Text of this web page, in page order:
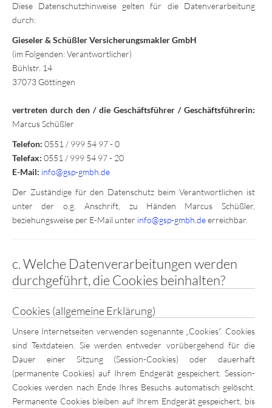
Diese Datenschutzhinweise gelten für die Datenverarbeitung
durch:
Gieseler & Schüßler Versicherungsmakler GmbH
(im Folgenden: Verantwortlicher)
Bühlstr. 14
37073 Göttingen
vertreten durch den / die Geschäftsführer / Geschäftsführerin:
Marcus Schüßler
Telefon: 0551 / 999 54 97 - 0
Telefax: 0551 / 999 54 97 - 20
E-Mail: info@gsp-gmbh.de
Der Zuständige für den Datenschutz beim Verantwortlichen ist
unter der o.g. Anschrift, zu Händen Marcus Schüßler,
beziehungsweise per E-Mail unter info@gsp-gmbh.deerreichbar.
c. Welche Datenverarbeitungen werden
durchgeführt, die Cookies beinhalten?
Cookies (allgemeine Erklärung)
Unsere Internetseiten verwenden sogenannte „Cookies“. Cookies
sind Textdateien. Sie werden entweder vorübergehend für die
Dauer einer Sitzung (Session-Cookies) oder dauerhaft
(permanente Cookies) auf Ihrem Endgerät gespeichert. Session-
Cookies werden nach Ende Ihres Besuchs automatisch gelöscht.
Permanente Cookies bleiben auf Ihrem Endgerät gespeichert, bis